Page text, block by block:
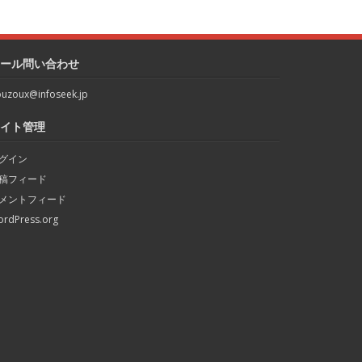
ル問い合わせ
ト管理
イン
フィード
ントフィード